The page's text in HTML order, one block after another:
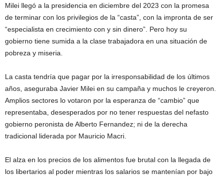
Milei llegó a la presidencia en diciembre del 2023 con la promesa
de terminar con los privilegios de la “casta”, con la impronta de ser
“especialista en crecimiento con y sin dinero”. Pero hoy su
gobierno tiene sumida a la clase trabajadora en una situación de
pobreza y miseria.
La casta tendría que pagar por la irresponsabilidad de los últimos
años, aseguraba Javier Milei en su campaña y muchos le creyeron.
Amplios sectores lo votaron por la esperanza de “cambio” que
representaba, desesperados por no tener respuestas del nefasto
gobierno peronista de Alberto Fernandez; ni de la derecha
tradicional liderada por Mauricio Macri.
El alza en los precios de los alimentos fue brutal con la llegada de
los libertarios al poder mientras los salarios se mantenían por bajo